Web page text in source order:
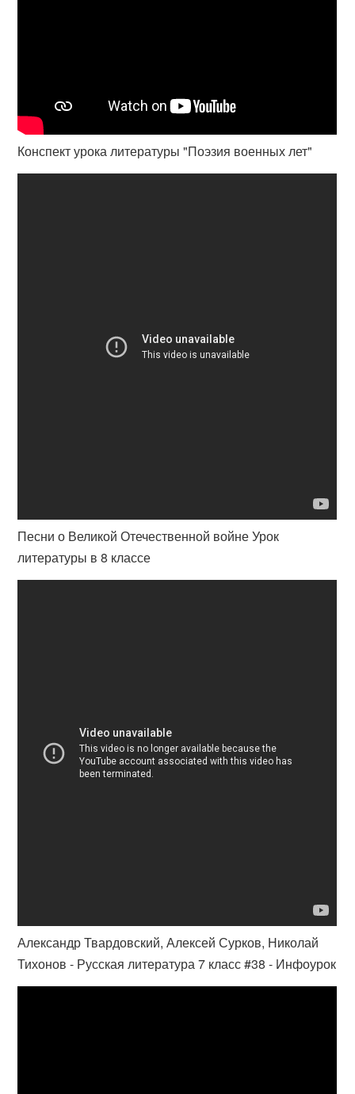
Конспект урока литературы "Поэзия военных лет"
Песни о Великой Отечественной войне Урок
литературы в 8 классе
Александр Твардовский, Алексей Сурков, Николай
Тихонов - Русская литература 7 класс #38 - Инфоурок